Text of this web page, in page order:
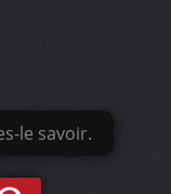
le savoir.